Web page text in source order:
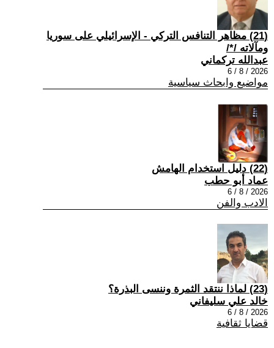
(21) مظاهر التنافس التركي - الإسرائيلي على سوريا
ومآلاته /*/
عبدالله تركماني
2026 / 8 / 6
مواضيع وابحاث سياسية
(22) دليل استخدام الهامش
عماد أبو حطب
2026 / 8 / 6
الادب والفن
(23) لماذا ننتقد الثمرة وننسى البذرة؟
خالد علي سليفاني
2026 / 8 / 6
قضايا ثقافية